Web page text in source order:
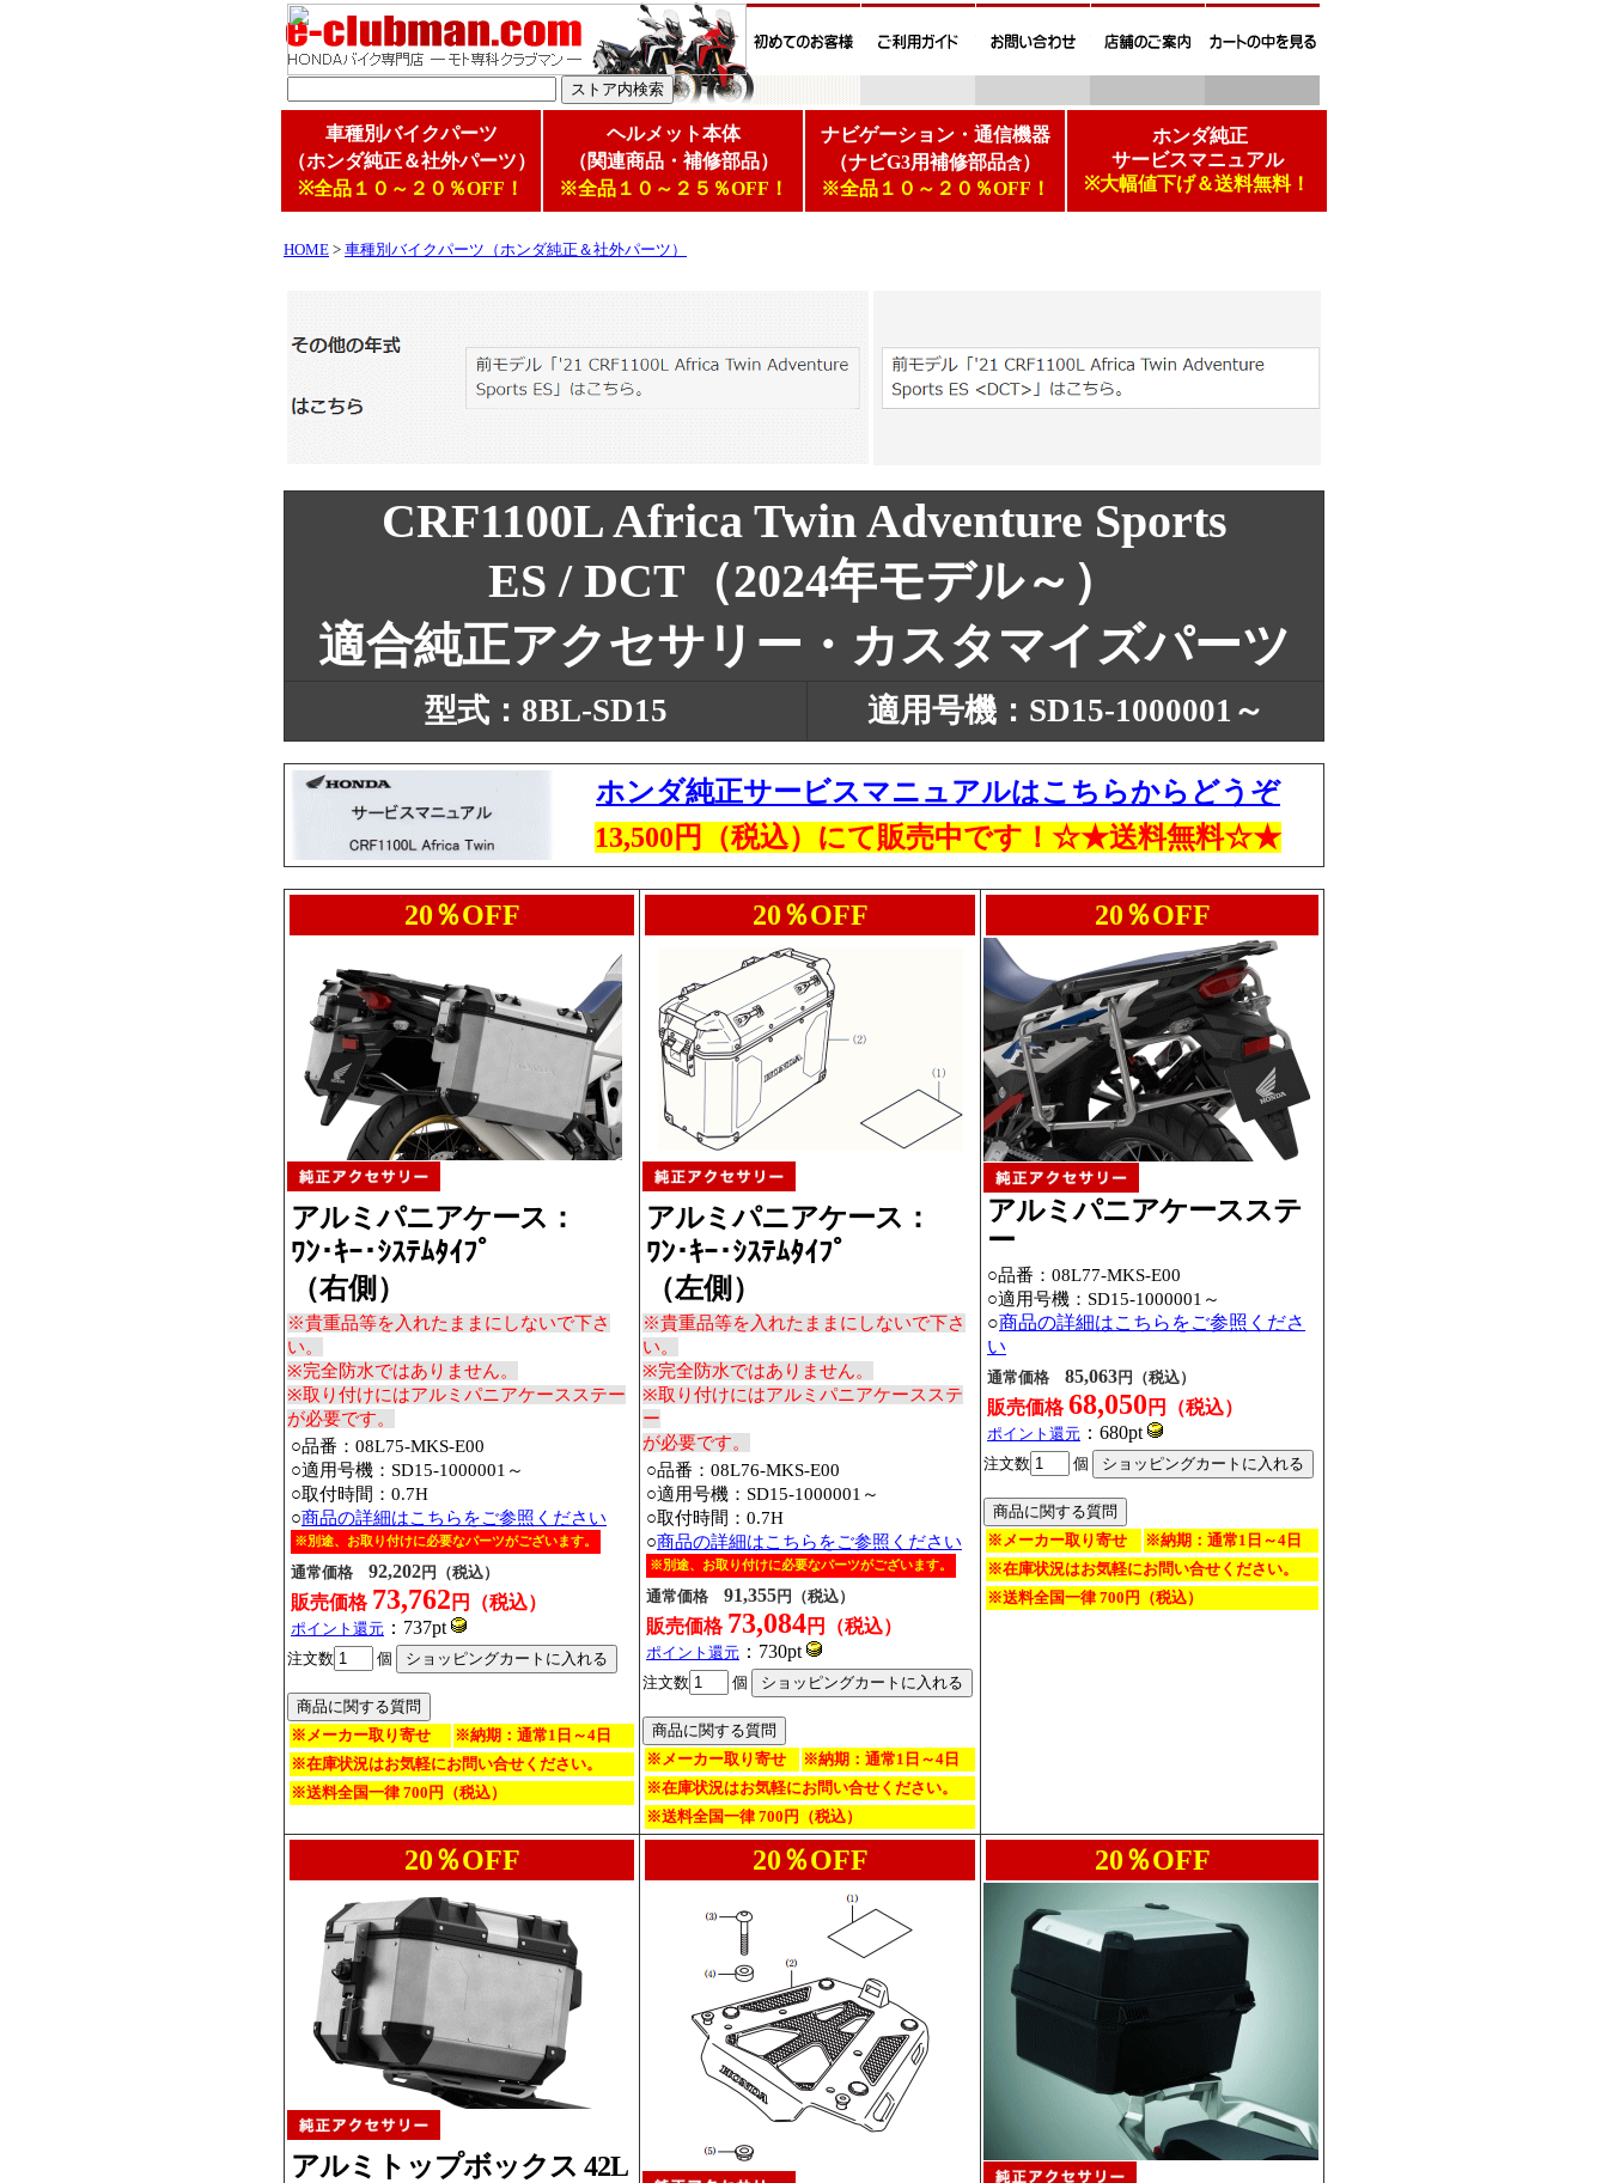
車種別バイクパーツ
（ホンダ純正＆社外パーツ）
※全品１０～２０％OFF！
ヘルメット本体
（関連商品・補修部品）
※全品１０～２５％OFF！
ナビゲーション・通信機器
（ナビG3用補修部品含）
※全品１０～２０％OFF！
ホンダ純正
サービスマニュアル
※大幅値下げ＆送料無料！
HOME > 車種別バイクパーツ（ホンダ純正＆社外パーツ）
CRF1100L Africa Twin Adventure Sports
ES / DCT （2024年モデル～）
適合純正アクセサリー・カスタマイズパーツ
型式：8BL-SD15 適用号機：SD15-1000001～
ホンダ純正サービスマニュアルはこちらからどうぞ
13,500円（税込）にて販売中です！☆★送料無料☆★
20％OFF
アルミパニアケース：
ﾜﾝ･ｷｰ･ｼｽﾃﾑﾀｲﾌﾟ
（右側）
※貴重品等を入れたままにしないで下さ
い。
※完全防水ではありません。
※取り付けにはアルミパニアケースステー
が必要です。
○品番：08L75-MKS-E00
○適用号機：SD15-1000001～
○取付時間：0.7H
○商品の詳細はこちらをご参照ください
※別途、お取り付けに必要なパーツがございます。
通常価格 92,202円（税込）
販売価格 73,762 円（税込）
ポイント還元 ：737pt
注文数 個
※メーカー取り寄せ
※納期：通常1日～4日
※在庫状況はお気軽にお問い合せください。
※送料全国一律 700円（税込）
20％OFF
アルミパニアケース：
ﾜﾝ･ｷｰ･ｼｽﾃﾑﾀｲﾌﾟ
（左側）
※貴重品等を入れたままにしないで下さ
い。
※完全防水ではありません。
※取り付けにはアルミパニアケースステ
ー
が必要です。
○品番：08L76-MKS-E00
○適用号機：SD15-1000001～
○取付時間：0.7H
○商品の詳細はこちらをご参照ください
※別途、お取り付けに必要なパーツがございます。
通常価格 91,355円（税込）
販売価格 73,084円（税込）
ポイント還元 ：730pt
注文数 個
※メーカー取り寄せ
※納期：通常1日～4日
※在庫状況はお気軽にお問い合せください。
※送料全国一律 700円（税込）
20％OFF
アルミパニアケースステ
ー
○品番：08L77-MKS-E00
○適用号機： SD15-1000001～
○商品の詳細はこちらをご参照くださ
い
通常価格 85,063円（税込）
販売価格68,050 円（税込）
ポイント還元 ：680pt
注文数 個
※メーカー取り寄せ
※納期：通常1日～4日
※在庫状況はお気軽にお問い合せください。
※送料全国一律 700円（税込）
20％OFF
アルミトップボックス 42L
20％OFF 20％OFF